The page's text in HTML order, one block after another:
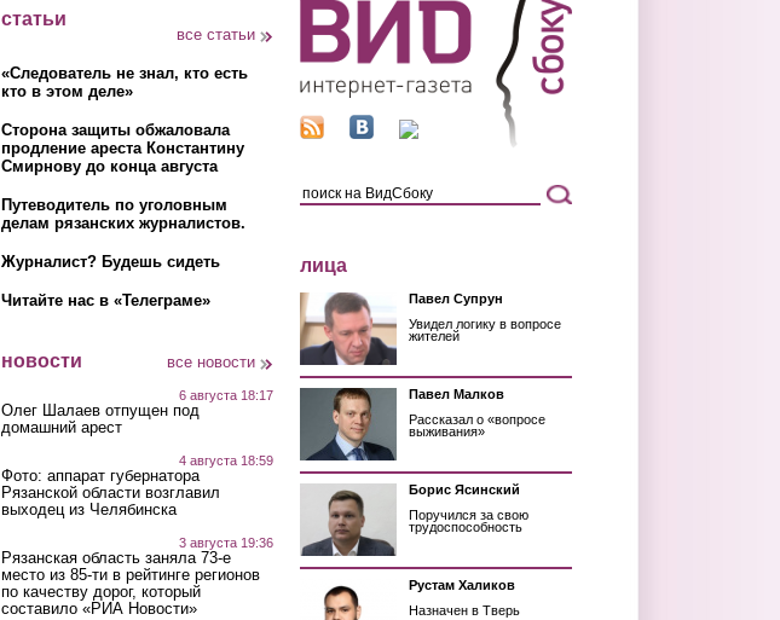
статьи
все статьи
«Следователь не знал, кто есть
кто в этом деле»
Сторона защиты обжаловала
продление ареста Константину
Смирнову до конца августа
Путеводитель по уголовным
делам рязанских журналистов.
Журналист? Будешь сидеть
Читайте нас в «Телеграме»
новости все новости
6 августа 18:17
Олег Шалаев отпущен под
домашний арест
4 августа 18:59
Фото: аппарат губернатора
Рязанской области возглавил
выходец из Челябинска
3 августа 19:36
Рязанская область заняла 73-е
место из 85-ти в рейтинге регионов
по качеству дорог, который
составило «РИА Новости»
лица
Павел Супрун
Увидел логику в вопросе
жителей
Павел Малков
Рассказал о «вопросе
выживания»
Борис Ясинский
Поручился за свою
трудоспособность
Рустам Халиков
Назначен в Тверь